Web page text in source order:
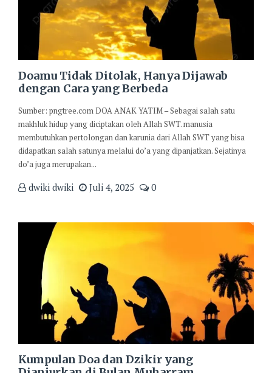
Doamu Tidak Ditolak, Hanya Dijawab
dengan Cara yang Berbeda
Sumber: pngtree.com DOA ANAK YATIM – Sebagai salah satu
makhluk hidup yang diciptakan oleh Allah SWT. manusia
membutuhkan pertolongan dan karunia dari Allah SWT yang bisa
didapatkan salah satunya melalui do’a yang dipanjatkan. Sejatinya
do’a juga merupakan...
dwiki dwiki Juli 4, 2025 0
Kumpulan Doa dan Dzikir yang